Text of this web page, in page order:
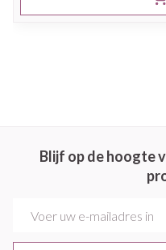
Blijf op de hoogte